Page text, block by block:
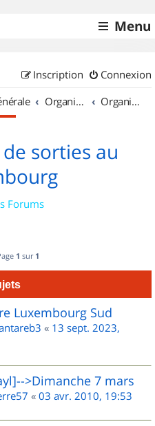
Menu
Connexion
Inscription
Organisation de sorties & Recherche de partenaires Organisation de sorties au Luxembourg
sorties au
Forums
1 sur 1
Luxembourg Sud
« 13 sept. 2023,
>Dimanche 7 mars
« 03 avr. 2010, 19:53